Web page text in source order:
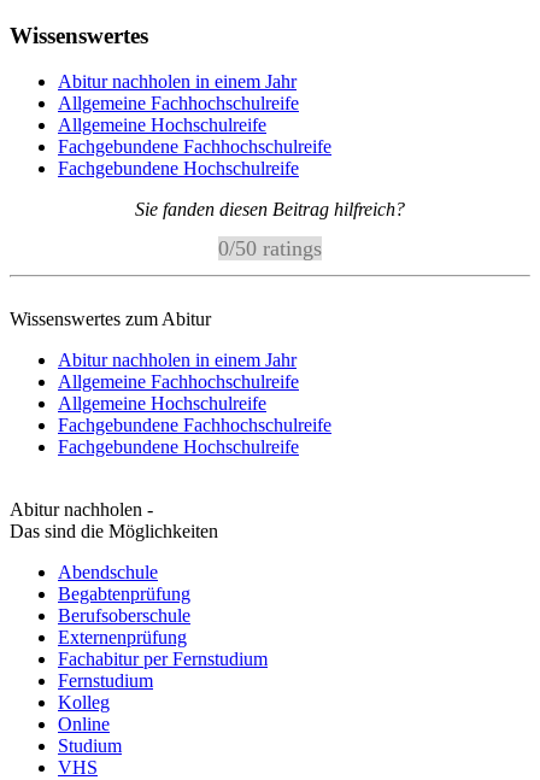
Wissenswertes
Abitur nachholen in einem Jahr
Allgemeine Fachhochschulreife
Allgemeine Hochschulreife
Fachgebundene Fachhochschulreife
Fachgebundene Hochschulreife
Sie fanden diesen Beitrag hilfreich?
0/50 ratings
Wissenswertes zum Abitur
Abitur nachholen in einem Jahr
Allgemeine Fachhochschulreife
Allgemeine Hochschulreife
Fachgebundene Fachhochschulreife
Fachgebundene Hochschulreife
Abitur nachholen -
Das sind die Möglichkeiten
Abendschule
Begabtenprüfung
Berufsoberschule
Externenprüfung
Fachabitur per Fernstudium
Fernstudium
Kolleg
Online
Studium
VHS